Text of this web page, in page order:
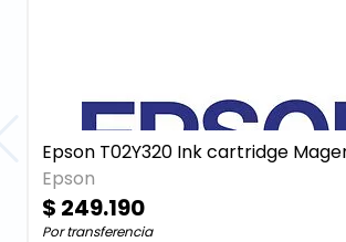
Epson T02Y320 Ink
Epson
$ 249.190
Por transferencia